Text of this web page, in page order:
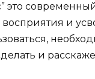
это
и
и